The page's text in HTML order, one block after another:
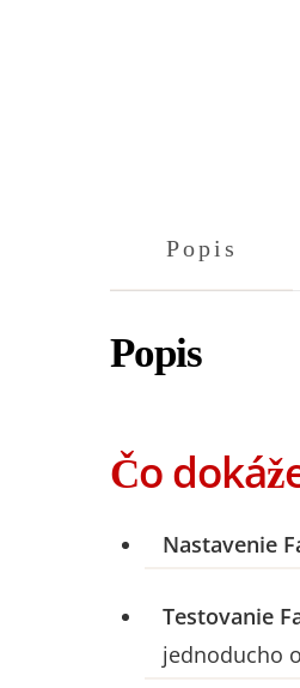
Popis
Popis
Čo
Nastavenie
Testovanie
jednoducho